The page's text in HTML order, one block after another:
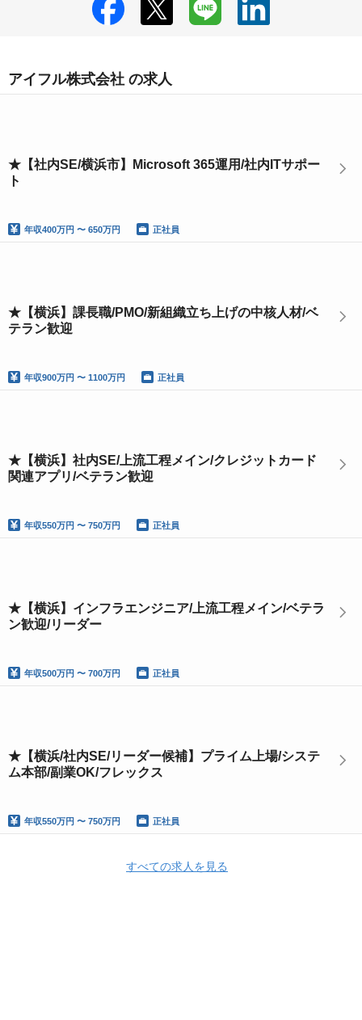
アイフル株式会社 の求人
★【社内SE/横浜市】Microsoft 365運用/社内ITサポー
ト
年収400万円 〜 650万円 正社員
★【横浜】課長職/PMO/新組織立ち上げの中核人材/ベ
テラン歓迎
年収900万円 〜 1100万円 正社員
★【横浜】社内SE/上流工程メイン/クレジットカード
関連アプリ/ベテラン歓迎
年収550万円 〜 750万円 正社員
★【横浜】インフラエンジニア/上流工程メイン/ベテラ
ン歓迎/リーダー
年収500万円 〜 700万円 正社員
★【横浜/社内SE/リーダー候補】プライム上場/システ
ム本部/副業OK/フレックス
年収550万円 〜 750万円 正社員
すべての求人を見る